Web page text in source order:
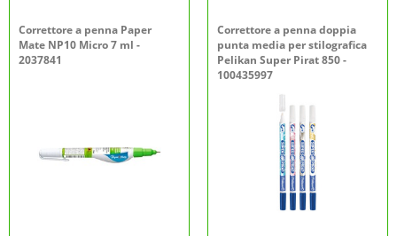
Correttore a penna Paper
Mate NP10 Micro 7 ml -
2037841
Correttore a penna doppia
punta media per stilografica
Pelikan Super Pirat 850 -
100435997